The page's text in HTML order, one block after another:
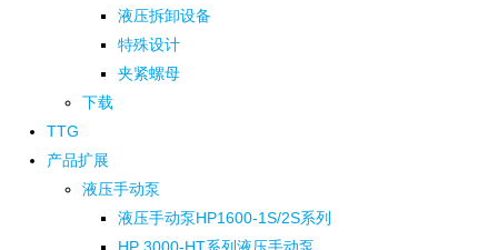
液压拆卸设备
特殊设计
夹紧螺母
下载
TTG
产品扩展
液压手动泵
液压手动泵HP1600-1S/2S系列